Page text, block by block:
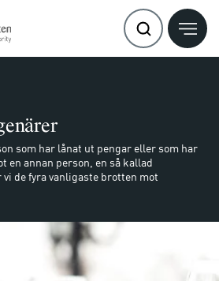
som har lånat ut pengar eller som har
en annan person, en så kallad
de fyra vanligaste brotten mot